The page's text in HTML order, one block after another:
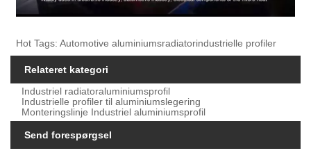
Hot Tags: Automotive aluminiumsradiatorindustrielle profiler
Relateret kategori
Industriel radiatoraluminiumsprofil
Industrielle profiler til aluminiumslegering
Monteringslinje Industriel aluminiumsprofil
Send forespørgsel